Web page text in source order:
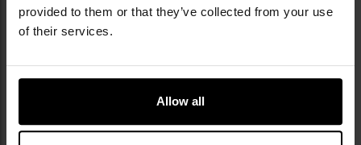
provided to them or that they’ve collected from your use
of their services.
Allow all
Оснащений шнуром зі стопором, завдяки чому
його можна повісити на шию або закріпити на
15.Термоковдра - фольга NRC Badger Outdoor-
пристосований для використання в умовах
низьких температур, він забезпечує додатковий
Конструкція мінімізує тепловтрати, що є